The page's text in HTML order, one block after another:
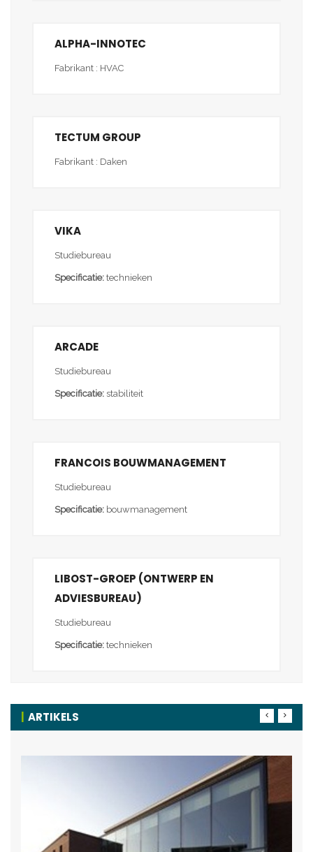
ALPHA-INNOTEC
Fabrikant : HVAC
TECTUM GROUP
Fabrikant : Daken
VIKA
Studiebureau
Specificatie: technieken
ARCADE
Studiebureau
Specificatie: stabiliteit
FRANCOIS BOUWMANAGEMENT
Studiebureau
Specificatie: bouwmanagement
LIBOST-GROEP (ONTWERP EN
ADVIESBUREAU)
Studiebureau
Specificatie: technieken
ARTIKELS